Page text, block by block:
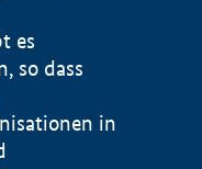
es
so dass
in